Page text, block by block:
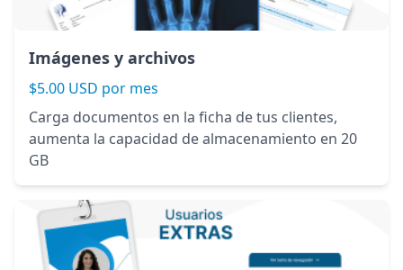
Imágenes y archivos
$5.00 USD por mes
Carga documentos en la ficha de tus clientes,
aumenta la capacidad de almacenamiento en 20
GB